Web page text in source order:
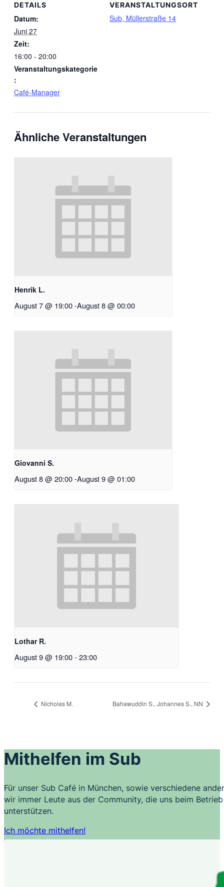
DETAILS
Datum:
Juni 27
Zeit:
16:00 - 20:00
Veranstaltungskategorie
:
Café-Manager
VERANSTALTUNGSORT
Sub, Müllerstraße 14
Ähnliche Veranstaltungen
Henrik L.
August 7 @ 19:00-August 8 @ 00:00
Giovanni S.
August 8 @ 20:00-August 9 @ 01:00
Lothar R.
August 9 @ 19:00-23:00
Nicholas M. Bahawuddin S., Johannes S., NN
Mithelfen im Sub
Für unser Sub Café in München, sowie verschiedene
wir immer Leute aus der Community, die uns beim
unterstützen.
Ich möchte mithelfen!